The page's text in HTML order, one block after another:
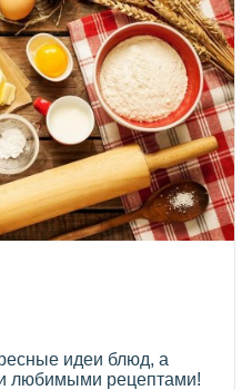
идеи блюд, а
любимыми рецептами!